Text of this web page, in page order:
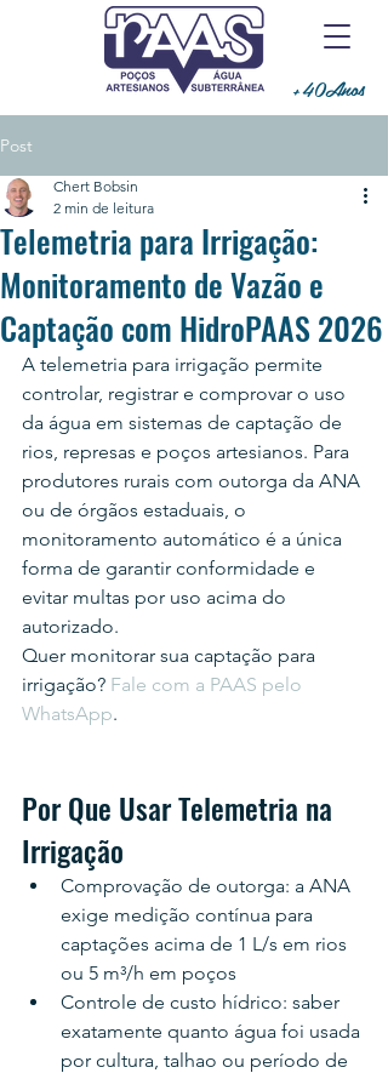
+40Anos
Post
Telemetria para Irrigação:
Monitoramento de Vazão e
Captação com HidroPAAS 2026
Chert Bobsin
2 min de leitura
A telemetria para irrigação permite
controlar, registrar e comprovar o uso
da água em sistemas de captação de
rios, represas e poços artesianos. Para
produtores rurais com outorga da ANA
ou de órgãos estaduais, o
monitoramento automático é a única
forma de garantir conformidade e
evitar multas por uso acima do
autorizado.
Quer monitorar sua captação para
irrigação? Fale com a PAAS pelo
WhatsApp.
Por Que Usar Telemetria na
Irrigação
Comprovação de outorga: a ANA
exige medição contínua para
captações acima de 1 L/s em rios
ou 5 m³/h em poços
Controle de custo hídrico: saber
exatamente quanto água foi usada
por cultura, talhao ou período de